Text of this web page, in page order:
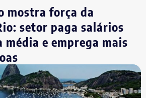
mostra força da
setor paga salários
média e emprega mais